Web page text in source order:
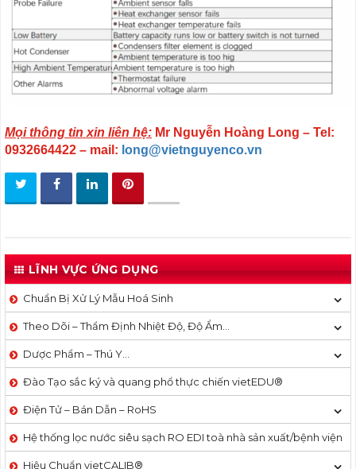
Mọi thông tin xin liên hệ: Mr Nguyễn Hoàng Long – Tel:
0932664422 – mail: long@vietnguyenco.vn
LĨNH VỰC ỨNG DỤNG
Chuẩn Bị Xử Lý Mẫu Hoá Sinh
Theo Dõi – Thẩm Định Nhiệt Độ, Độ Ẩm…
Dược Phẩm – Thú Y…
Đào Tạo sắc ký và quang phổ thực chiến vietEDU®
Điện Tử – Bán Dẫn – RoHS
Hệ thống lọc nước siêu sạch RO EDI​​ toà nhà sản xuất/bệnh viện
Hiệu Chuẩn vietCALIB®